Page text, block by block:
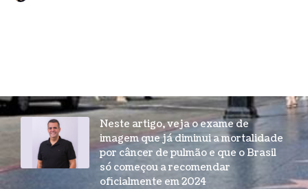
Neste artigo, veja o exame de
imagem que já diminui a mortalidade
por câncer de pulmão e que o Brasil
só começou a recomendar
oficialmente em 2024